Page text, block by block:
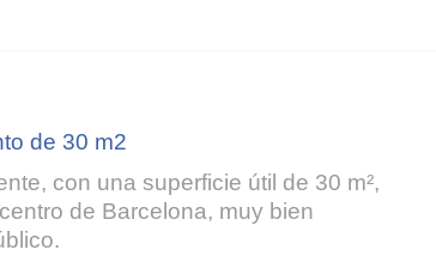
de 30 m2
con una superficie útil de 30 m²,
de Barcelona, muy bien